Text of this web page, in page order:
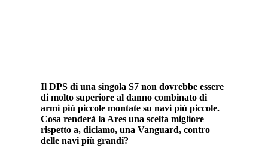
Il DPS di una singola S7 non dovrebbe essere
di molto superiore al danno combinato di
armi più piccole montate su navi più piccole.
Cosa renderà la Ares una scelta migliore
rispetto a, diciamo, una Vanguard, contro
delle navi più grandi?